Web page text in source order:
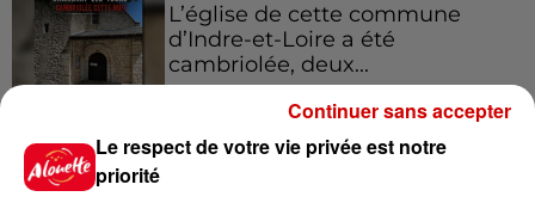
L’église de cette commune
d’Indre-et-Loire a été
cambriolée, deux...
10h20
Le respect de votre vie privée est notre
priorité
Continuer sans accepter